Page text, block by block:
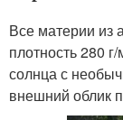
Все материи из
плотность 280
солнца с
внешний облик